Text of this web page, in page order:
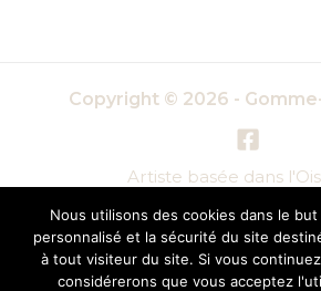
Copyright © 2026 -
Artiste basée dans
Nous utilisons des cookies dans le
personnalisé et la sécurité du site
à tout visiteur du site. Si vous
considérerons que vous acceptez